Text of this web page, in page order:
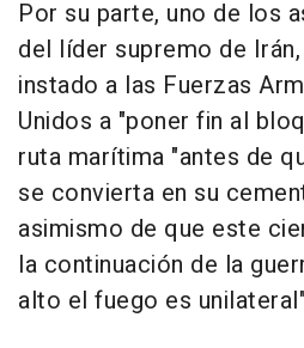
Por su parte, uno de los
del líder supremo de
instado a las Fuerzas
Unidos a "poner fin al
ruta marítima "antes de
se convierta en su
asimismo de que este
la continuación de la
alto el fuego es